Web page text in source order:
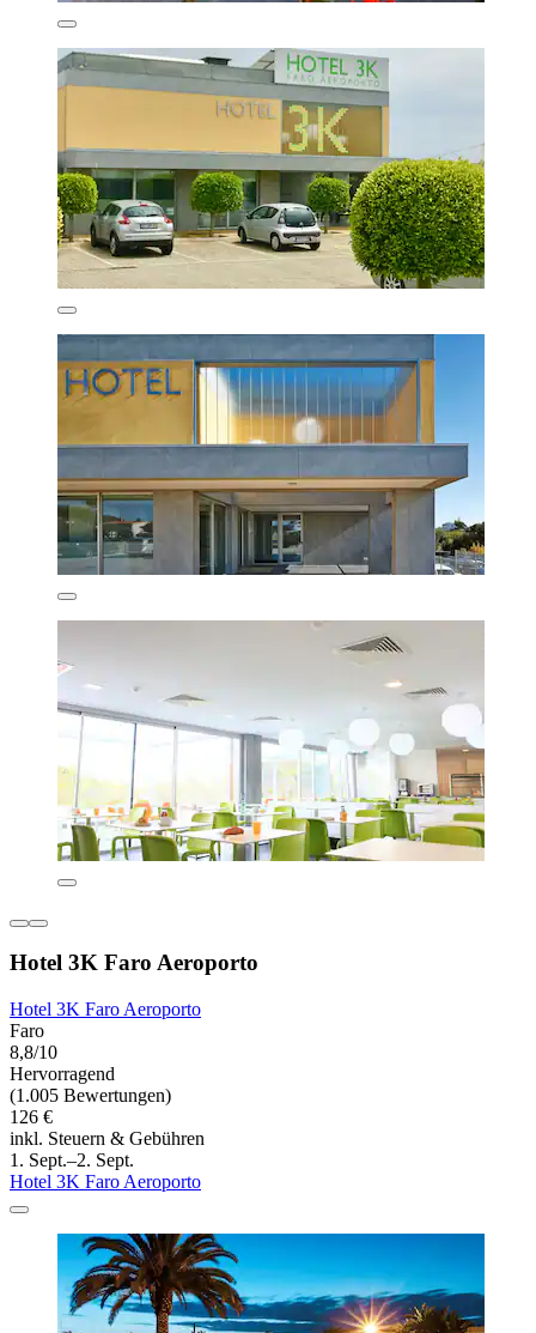
Hotel 3K Faro Aeroporto
Hotel 3K Faro Aeroporto
Faro
8,8/10
Hervorragend
(1.005 Bewertungen)
126 €
inkl. Steuern & Gebühren
1. Sept.–2. Sept.
Hotel 3K Faro Aeroporto